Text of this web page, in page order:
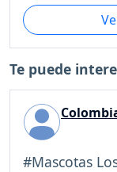
Te puede
#Mascotas